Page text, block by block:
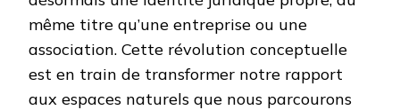
même titre qu’une entreprise ou une
association. Cette révolution conceptuelle
est en train de transformer notre rapport
aux espaces naturels que nous parcourons